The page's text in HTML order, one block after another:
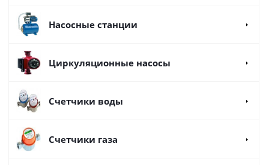
Насосные станции
Циркуляционные насосы
Счетчики воды
Счетчики газа